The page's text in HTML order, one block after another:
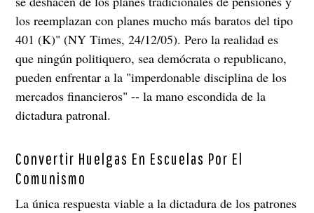
los reemplazan con planes mucho más baratos del tipo
401 (K)" (NY Times, 24/12/05). Pero la realidad es
que ningún politiquero, sea demócrata o republicano,
pueden enfrentar a la "imperdonable disciplina de los
mercados financieros" -- la mano escondida de la
dictadura patronal.
Convertir Huelgas En Escuelas Por El
Comunismo
La única respuesta viable a la dictadura de los patrones